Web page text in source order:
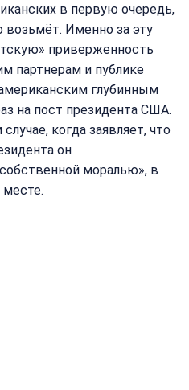
в первую очередь,
возьмёт. Именно за эту
приверженность
партнерам и публике
глубинным
на пост президента США.
когда заявляет, что
он
моралью», в